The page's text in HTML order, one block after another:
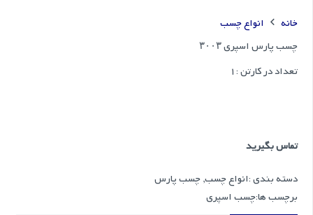
خانه
انواع چسب
چسب پارس اسپری ۳۰۰۳
تعداد در کارتن :1
تماس بگیرید
دسته بندی :انواع چسب,چسب پارس
برچسب ها:چسب اسپری